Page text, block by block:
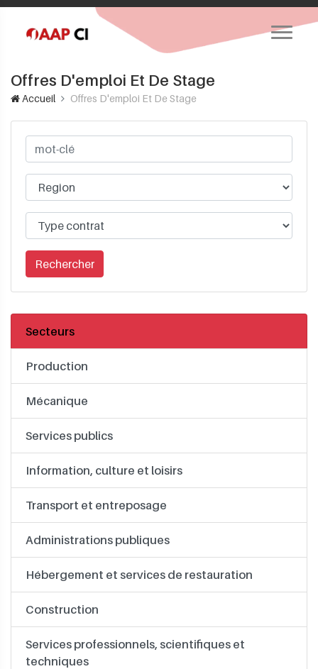
Offres D'emploi Et De Stage
Accueil Offres D'emploi Et De Stage
Rechercher
Secteurs
Production
Mécanique
Services publics
Information, culture et loisirs
Transport et entreposage
Administrations publiques
Hébergement et services de restauration
Construction
Services professionnels, scientifiques et
techniques